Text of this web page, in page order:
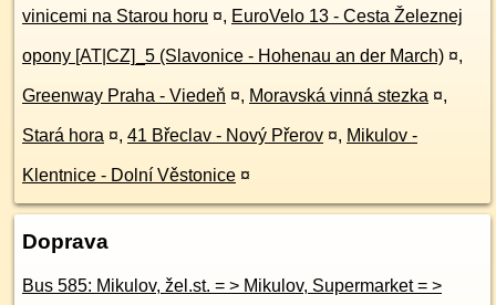
vinicemi na Starou horu ¤, EuroVelo 13 - Cesta Železnej
opony [AT|CZ]_5 (Slavonice - Hohenau an der March) ¤,
Greenway Praha - Viedeň ¤, Moravská vinná stezka ¤,
Stará hora ¤, 41 Břeclav - Nový Přerov ¤, Mikulov -
Klentnice - Dolní Věstonice ¤
Doprava
Bus 585: Mikulov, žel.st. = > Mikulov, Supermarket = >